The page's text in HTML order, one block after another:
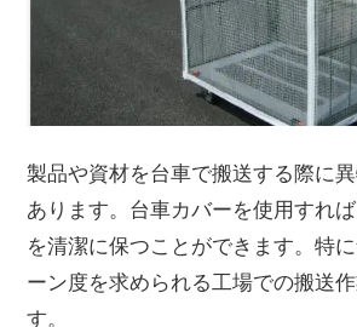
製品や資材を台車で搬送する際に
あります。台車カバーを使用すれ
を清潔に保つことができます。特
ーン度を求められる工場での搬送
す。